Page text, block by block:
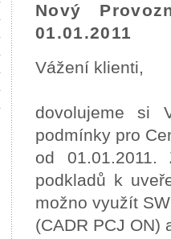
Nový
01.01.2011
Vážení klienti,
dovolujeme si
podmínky pro
od 01.01.2011.
podkladů k
možno využít
(CADR PCJ ON)